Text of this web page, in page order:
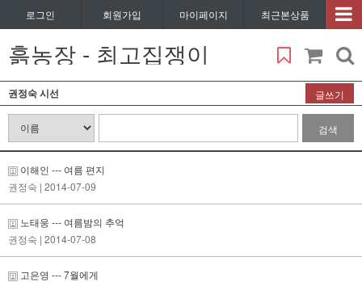
로그인 회원가입 마이페이지 최근본상품
흙농장 - 최고집쟁이
권정숙 시선 글쓰기
검색
이해인 --- 여름 편지
권정숙 | 2014-07-09
노태웅 --- 여름밤의 추억
권정숙 | 2014-07-08
고은영 --- 7월에게